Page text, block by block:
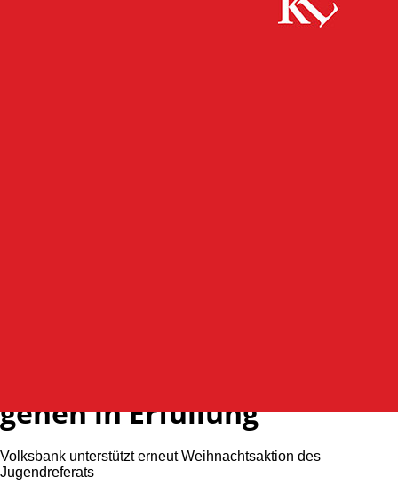
gehen in Erfüllung
Volksbank unterstützt erneut Weihnachtsaktion des
Jugendreferats